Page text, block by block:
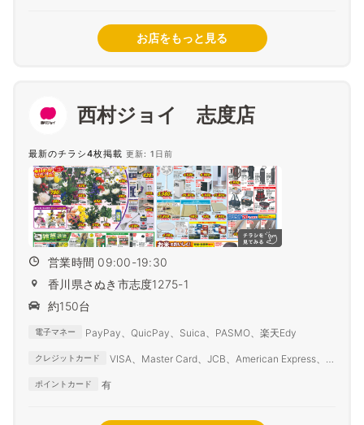
お店をもっと見る
西村ジョイ 志度店
最新のチラシ4枚掲載 更新: 1日前
営業時間 09:00-19:30
香川県さぬき市志度1275-1
約150台
電子マネー PayPay、QuicPay、Suica、PASMO、楽天Edy
クレジットカード
VISA、Master Card、JCB、American Express、
ポイントカード 有